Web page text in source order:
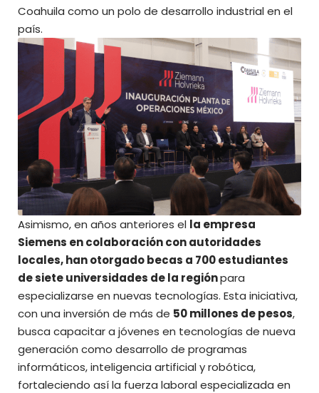
Coahuila como un polo de desarrollo industrial en el
país.
Asimismo, en años anteriores el la empresa
Siemens en colaboración con autoridades
locales, han otorgado becas a 700 estudiantes
de siete universidades de la regiónpara
especializarse en nuevas tecnologías. Esta iniciativa,
con una inversión de más de 50 millones de pesos,
busca capacitar a jóvenes en tecnologías de nueva
generación como desarrollo de programas
informáticos, inteligencia artificial y robótica,
fortaleciendo así la fuerza laboral especializada en